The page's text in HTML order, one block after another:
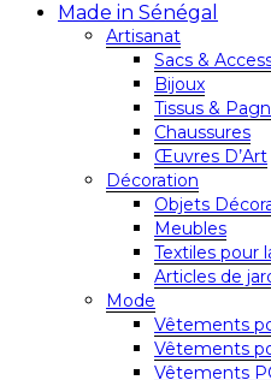
Made in Sénégal
Artisanat
Sacs &
Bijoux
Tissus &
Chaussures
Œuvres D’Art
Décoration
Objets
Meubles
Textiles pour
Articles de
Mode
Vêtements
Vêtements
Vêtements